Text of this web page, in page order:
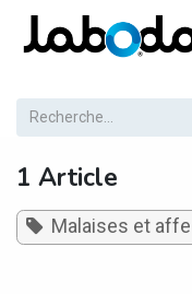
Se rendre au contenu
1 Article
Malaises et